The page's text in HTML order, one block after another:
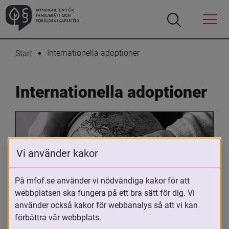
Öppna
Öppna
Menyn
Start Internationella adoptioner
Internationella adoptioner
Oavsett om du är adopterad,
adoptivförälder eller arbetar med
Vi använder kakor
På mfof.se använder vi nödvändiga kakor för att
webbplatsen ska fungera på ett bra sätt för dig. Vi
använder också kakor för webbanalys så att vi kan
förbättra vår webbplats.